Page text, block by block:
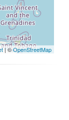
| ©OpenStreetMap